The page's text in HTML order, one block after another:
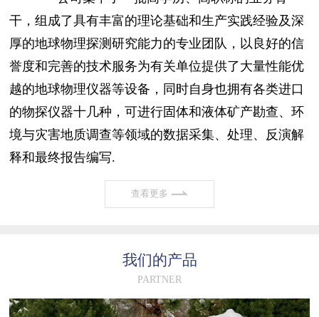
干，组成了具有丰富的理论基础和生产实践经验及深
厚的地球物理探测研究能力的专业团队，以良好的信
誉度和完善的技术服务为有关单位提供了大量性能优
越的地球物理仪器等设备，同时自身也拥有各类进口
的物探仪器十几种，可进行固体和液体矿产勘查、环
境与灾害地质调查等领域的数据采集、处理、反演解
释和最终报告编写.
查看更多
我们的产品
PARTNER